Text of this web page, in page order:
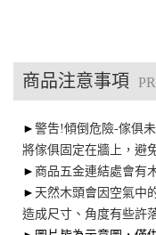
商品注意事項
► 警吿!傾倒危險-傢俱
將傢俱固定在牆上，避
► 商品五金連結處會有
► 天然木頭會因空氣中
造成尺寸、角度有些許